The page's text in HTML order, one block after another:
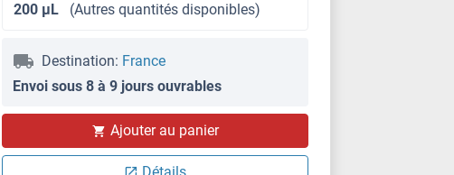
IHC
200 μL
(Autres quantités disponibles)
Destination: France
Envoi sous 8 à 9 jours ouvrables
Ajouter au panier